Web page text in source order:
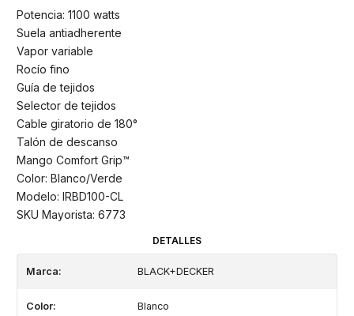
Potencia: 1100 watts
Suela antiadherente
Vapor variable
Rocío fino
Guía de tejidos
Selector de tejidos
Cable giratorio de 180°
Talón de descanso
Mango Comfort Grip™
Color: Blanco/Verde
Modelo: IRBD100-CL
SKU Mayorista: 6773
DETALLES
Marca: BLACK+DECKER
Color: Blanco